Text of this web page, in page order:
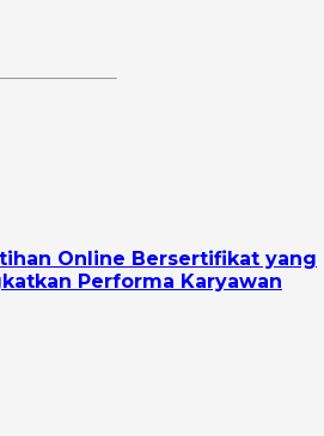
Online Bersertifikat yang
Performa Karyawan